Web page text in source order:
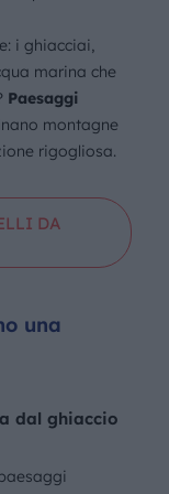
i ghiacciai,
marina che
Paesaggi
montagne
rigogliosa.
DA
una
dal ghiaccio